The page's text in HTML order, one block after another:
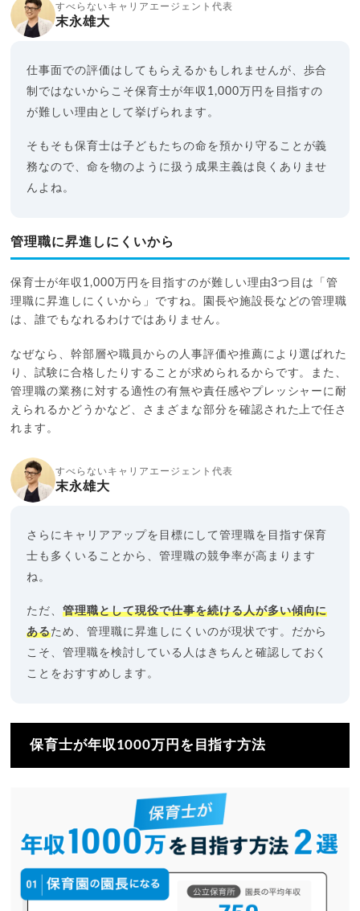
すべらないキャリアエージェント代表
末永雄大
仕事面での評価はしてもらえるかもしれませんが、歩合
制ではないからこそ保育士が年収1,000万円を目指すの
が難しい理由として挙げられます。
そもそも保育士は子どもたちの命を預かり守ることが義
務なので、命を物のように扱う成果主義は良くありませ
んよね。
管理職に昇進しにくいから
保育士が年収1,000万円を目指すのが難しい理由3つ目は「管
理職に昇進しにくいから」ですね。園長や施設長などの管理職
は、誰でもなれるわけではありません。
なぜなら、幹部層や職員からの人事評価や推薦により選ばれた
り、試験に合格したりすることが求められるからです。また、
管理職の業務に対する適性の有無や責任感やプレッシャーに耐
えられるかどうかなど、さまざまな部分を確認された上で任さ
れます。
すべらないキャリアエージェント代表
末永雄大
さらにキャリアアップを目標にして管理職を目指す保育
士も多くいることから、管理職の競争率が高まります
ね。
ただ、管理職として現役で仕事を続ける人が多い傾向に
あるため、管理職に昇進しにくいのが現状です。だから
こそ、管理職を検討している人はきちんと確認しておく
ことをおすすめします。
保育士が年収1000万円を目指す方法